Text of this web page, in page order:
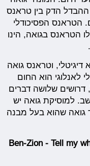
הדק בין טראנס
הטראנס הפסיכודלי
הטראנס בגואה, הינו
דיגיטלי, וטראנס גואה
לאנלוגי הוא החום
דרושים שלושה דברים
למוסיקת גואה יש
גואה שהוא בעל מבנה